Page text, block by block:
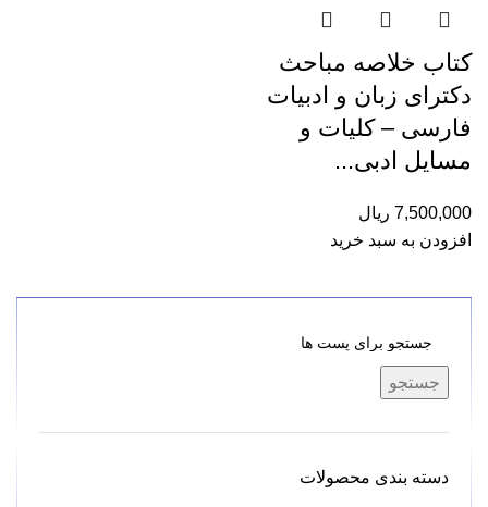
جستجو
دسته بندی محصولات
کتاب خلاصه مباحث
دکترای زبان و ادبیات
فارسی – کلیات و
مسایل ادبی...
7,500,000 ریال
افزودن به سبد خرید